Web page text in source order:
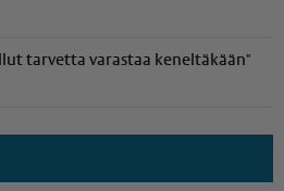
tarvetta varastaa keneltäkään"